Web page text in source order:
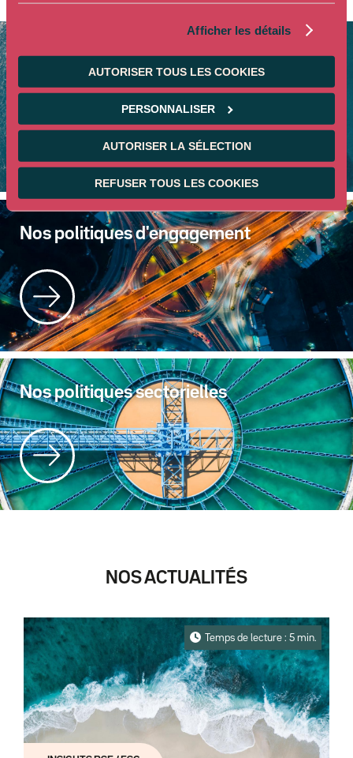
Afficher les détails
AUTORISER TOUS LES COOKIES
PERSONNALISER
AUTORISER LA SÉLECTION
REFUSER TOUS LES COOKIES
Agir contre le réchauffement
climatique
Nos politiques d'engagement
Nos politiques sectorielles
NOS ACTUALITÉS
Temps de lecture : 5 min.